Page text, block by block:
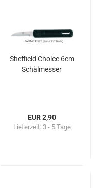
Sheffield Choice 6cm
Schälmesser
EUR 2,90
Lieferzeit: 3 - 5 Tage